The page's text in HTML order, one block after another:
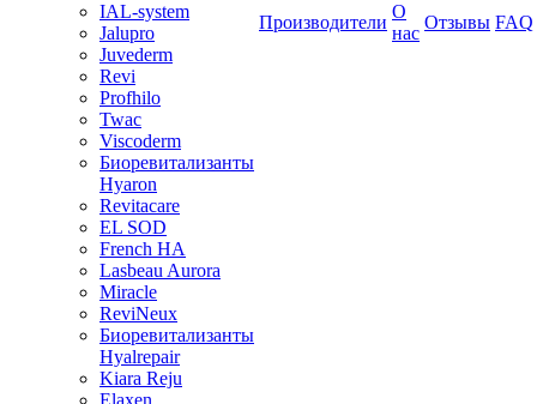
IAL-system
Jalupro
Juvederm
Revi
Profhilo
Twac
Viscoderm
Биоревитализанты
Hyaron
Revitacare
EL SOD
French HA
Lasbeau Aurora
Miracle
ReviNeux
Биоревитализанты
Hyalrepair
Kiara Reju
Elaxen
Производители
О
нас
Отзывы FAQ